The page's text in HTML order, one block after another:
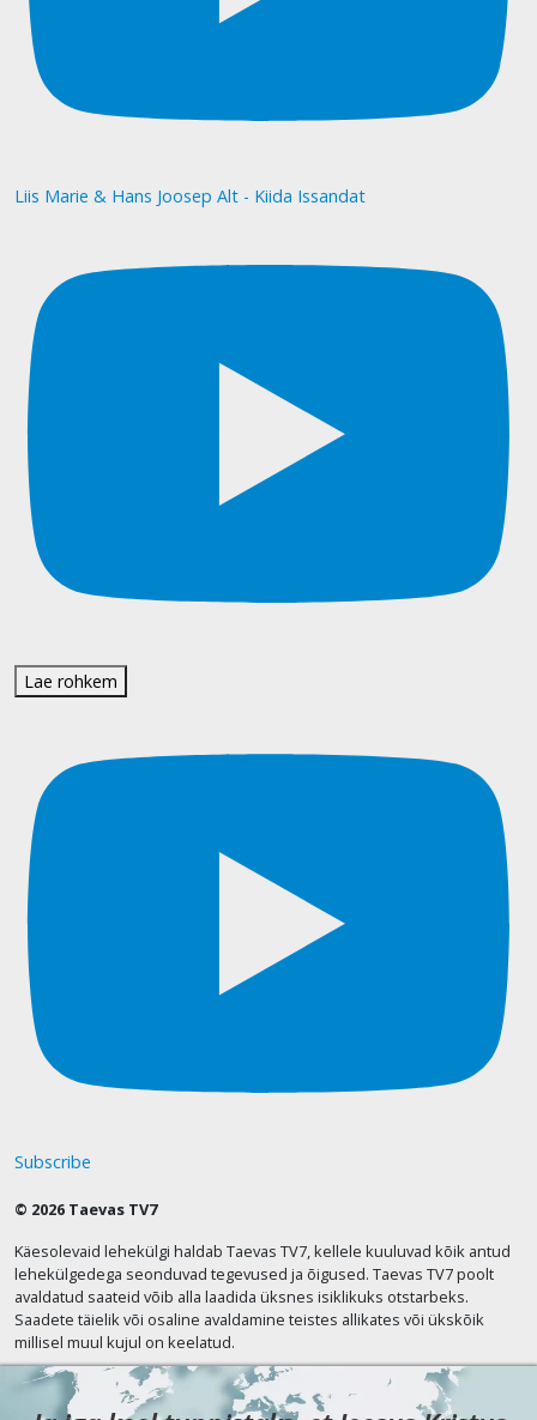
Liis Marie & Hans Joosep Alt - Kiida Issandat
Lae rohkem
Subscribe
© 2026 Taevas TV7
Käesolevaid lehekülgi haldab Taevas TV7, kellele kuuluvad kõik antud
lehekülgedega seonduvad tegevused ja õigused. Taevas TV7 poolt
avaldatud saateid võib alla laadida üksnes isiklikuks otstarbeks.
Saadete täielik või osaline avaldamine teistes allikates või ükskõik
millisel muul kujul on keelatud.